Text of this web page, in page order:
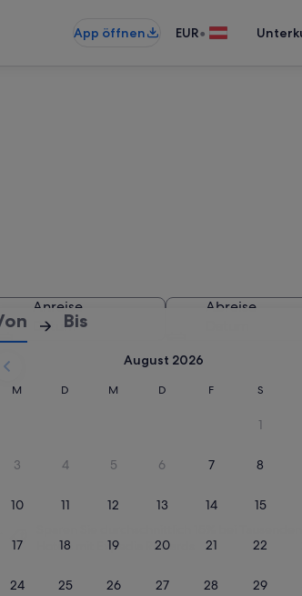
App öffnen EUR•
2026
Anreise
Datum
Anreise
ausgewählt.
Bis:
August 2026
Montag
M Dienstag
D Mittwoch
M Donnerstag
D Freitag
F Samstag
S
Abreise
Hotels mit
Expedia Rewards